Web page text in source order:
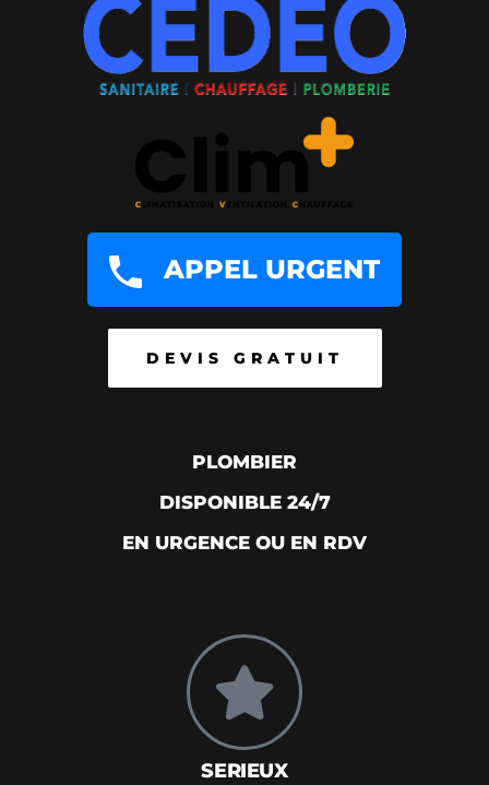
APPEL URGENT
DEVIS GRATUIT
PLOMBIER
DISPONIBLE 24/7
EN URGENCE OU EN RDV
SERIEUX